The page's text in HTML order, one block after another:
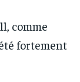
comme
fortement